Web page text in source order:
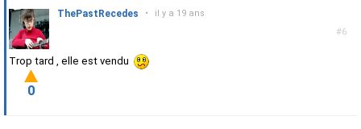
#6
ThePastRecedes • il y a 19 ans
Trop tard , elle est vendu
0